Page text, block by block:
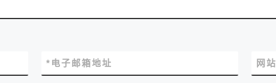
电子邮箱地址
* 网